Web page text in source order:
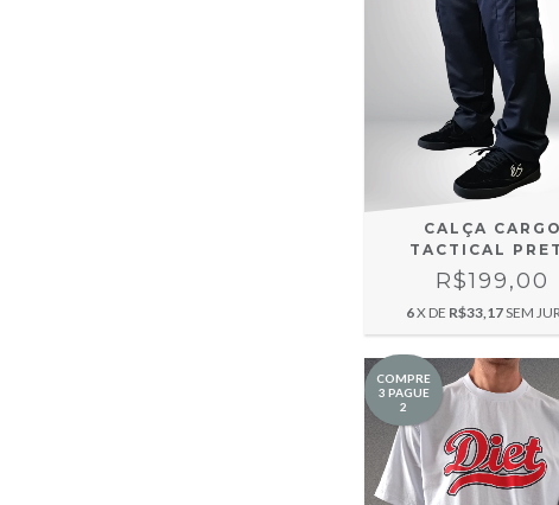
CALÇA CARGO
TACTICAL
R$199,00
6X DE R$33,17SEM
COMPRE
3 PAGUE
2